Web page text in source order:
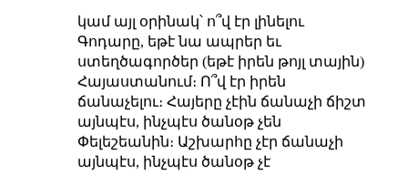
կամ այլ օրինակ՝ ո՞վ էր լինելու
Գոդարը, եթէ նա ապրեր եւ
ստեղծագործեր (եթէ իրեն թոյլ տային)
Հայաստանում։ Ո՞վ էր իրեն
ճանաչելու։ Հայերը չէին ճանաչի ճիշտ
այնպէս, ինչպէս ծանօթ չեն
Փելեշեանին։ Աշխարհը չէր ճանաչի
այնպէս, ինչպէս ծանօթ չէ